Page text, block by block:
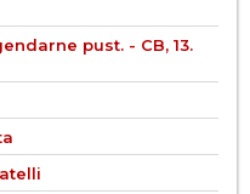
pust. - CB, 13.